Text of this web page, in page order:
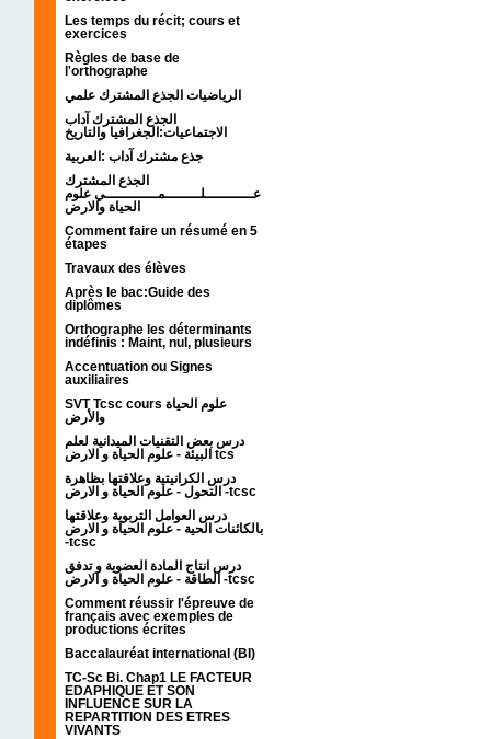
Les temps du récit; cours et
exercices
Règles de base de
l'orthographe
الرياضيات الجذع المشترك علمي
الجذع المشترك آداب
الاجتماعيات:الجغرافيا والتاريخ
جذع مشترك آداب :العربية
الجذع المشترك
عـــــــــــلــــــــمــــــــــــي علوم
الحياة والارض
Comment faire un résumé en 5
étapes
Travaux des élèves
Après le bac:Guide des
diplômes
Orthographe les déterminants
indéfinis : Maint, nul, plusieurs
Accentuation ou Signes
auxiliaires
SVT Tcsc cours علوم الحياة
والأرض
درس بعض التقنيات الميدانية لعلم
البيئة - علوم الحياة و الارض tcs
درس الكرانيتية وعلاقتها بظاهرة
التحول - علوم الحياة و الارض -tcsc
درس العوامل التربوية وعلاقتها
بالكائنات الحية - علوم الحياة و الارض
-tcsc
درس انتاج المادة العضوية و تدفق
الطاقة - علوم الحياة و الارض -tcsc
Comment réussir l'épreuve de
français avec exemples de
productions écrites
Baccalauréat international (BI)
TC-Sc Bi. Chap1 LE FACTEUR
EDAPHIQUE ET SON
INFLUENCE SUR LA
REPARTITION DES ETRES
VIVANTS